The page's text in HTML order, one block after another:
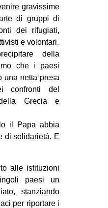
Fb
tw
SEARCH
gravissime
di gruppi di
dei rifugiati,
e volontari.
della
che i paesi
una netta presa
confronti del
della Grecia e
il Papa abbia
di solidarietà. E
alle istituzioni
paesi un
stanziando
per riportare i